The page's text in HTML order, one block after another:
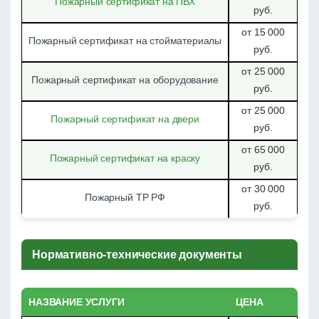
руб.
Пожарный сертификат на стойматериалы
от 15 000
руб.
Пожарный сертификат на оборудование
от 25 000
руб.
Пожарный сертификат на двери
от 25 000
руб.
Пожарный сертификат на краску
от 65 000
руб.
Пожарный ТР РФ
от 30 000
руб.
Нормативно-технические документы
НАЗВАНИЕ УСЛУГИ ЦЕНА